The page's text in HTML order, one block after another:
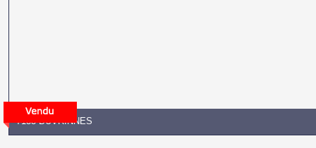
7133 BUVRINNES